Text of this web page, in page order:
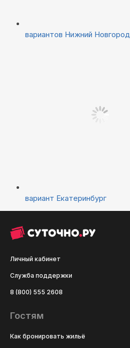
вариантов Нижний Новгород
вариант Екатеринбург
Личный кабинет
Служба поддержки
8 (800) 555 2608
Гостям
Как бронировать жильё